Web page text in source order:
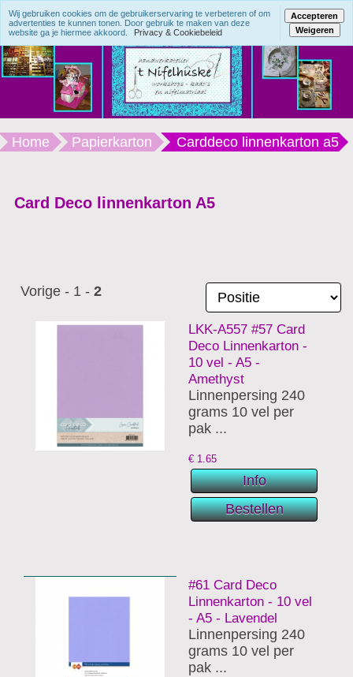
Home Papierkarton Carddeco linnenkarton a5
Card Deco linnenkarton A5
Vorige - 1 - 2
LKK-A557 #57 Card
Deco Linnenkarton -
10 vel - A5 -
Amethyst
Linnenpersing 240
grams 10 vel per
pak ...
€ 1.65
#61 Card Deco
Linnenkarton - 10 vel
- A5 - Lavendel
Linnenpersing 240
grams 10 vel per
pak ...
Wij gebruiken cookies om de gebruikerservaring te verbeteren of om
advertenties te kunnen tonen. Door gebruik te maken van deze
website ga je hiermee akkoord.
Privacy & Cookiebeleid
Accepteren
Weigeren